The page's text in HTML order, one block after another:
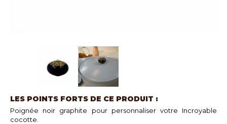
LES POINTS FORTS DE CE PRODUIT :
Poignée noir graphite pour personnaliser votre Incroyable
cocotte.